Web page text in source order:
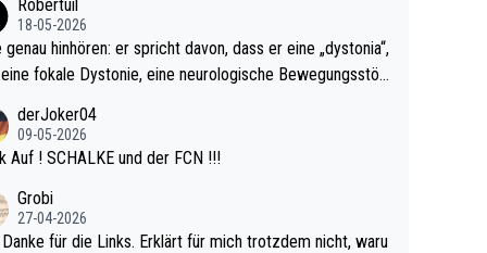
Robertuil
18-05-2026
genau hinhören: er spricht davon, dass er eine „dystonia“,
fokale Dystonie, eine neurologische Bewegungsstör
im Arm hat. Und, dass Medikamente ihm helfen! Ich gl
immer noch, dass sehr viele der Dartits-Fälle fälschlich p
könnten teils wirksam behandelt werden! Dafür müsst
nur zum Neurologen und nicht zum Mentaltrainer gehe
derJoker04
09-05-2026
Auf ! SCHALKE und der FCN !!!
Grobi
27-04-2026
Danke für die Links. Erklärt für mich trotzdem nicht, waru